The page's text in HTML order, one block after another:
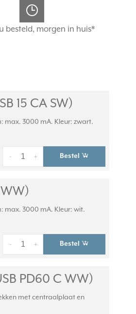
besteld, morgen in huis*
15 CA SW)
max. 3000 mA. Kleur: zwart.
+
- Bestel
max. 3000 mA. Kleur: wit.
+
- Bestel
PD60 C WW)
met centraalplaat en